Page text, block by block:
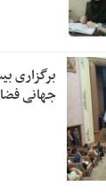
جهانی فضا